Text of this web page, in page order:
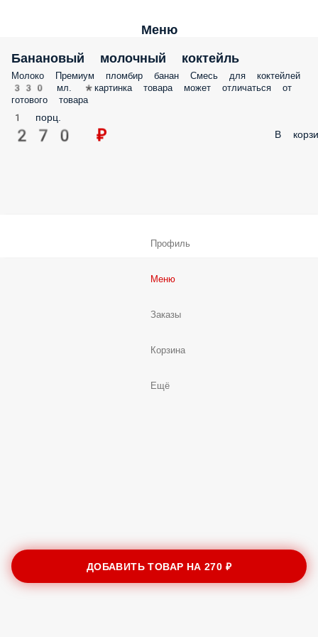
Меню
Банановый молочный коктейль
Молоко Премиум пломбир банан Смесь для коктейлей
330 мл. *картинка товара может отличаться от
готового товара
1 порц.
270 ₽ В
ДОБАВИТЬ ТОВАР НА270 ₽
Профиль
Меню
Заказы
Корзина
Ещё